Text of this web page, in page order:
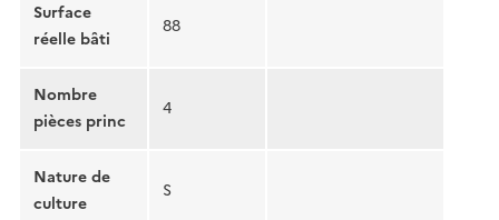
Surface
réelle bâti
88
Nombre
pièces princ
4
Nature de
culture
S